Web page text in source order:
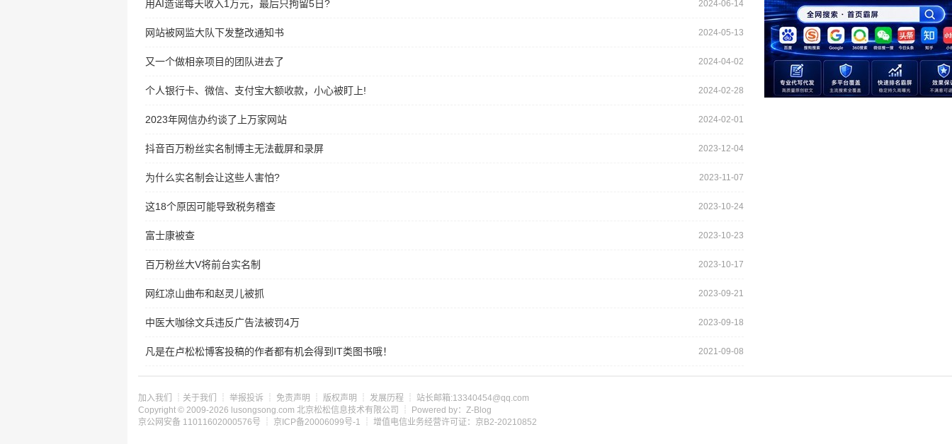
2024-06-14
用AI造谣每天收入1万元，最后只拘留5日?
2024-05-13
网站被网监大队下发整改通知书
2024-04-02
又一个做相亲项目的团队进去了
2024-02-28
个人银行卡、微信、支付宝大额收款，小心被盯上!
2024-02-01
2023年网信办约谈了上万家网站
2023-12-04
抖音百万粉丝实名制博主无法截屏和录屏
2023-11-07
为什么实名制会让这些人害怕?
2023-10-24
这18个原因可能导致税务稽查
2023-10-23
富士康被查
2023-10-17
百万粉丝大V将前台实名制
2023-09-21
网红凉山曲布和赵灵儿被抓
2023-09-18
中医大咖徐文兵违反广告法被罚4万
2021-09-08
凡是在卢松松博客投稿的作者都有机会得到IT类图书哦！
加入我们 关于我们 举报投诉 免责声明 版权声明 发展历程 ┊ 站长邮箱:13340454@qq.com
Copyright © 2009-2026 lusongsong.com 北京松松信息技术有限公司 ┊ Powered by：Z-Blog
京公网安备 11011602000576号 ┊ 京ICP备20006099号-1 ┊ 增值电信业务经营许可证：京B2-20210852